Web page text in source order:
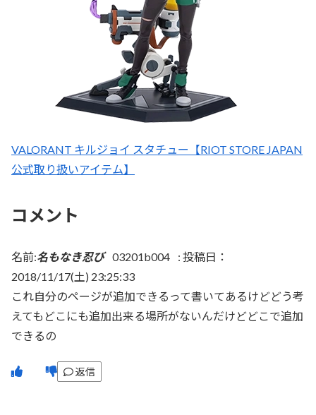
VALORANT キルジョイ スタチュー【RIOT STORE JAPAN
公式取り扱いアイテム】
コメント
名前:名もなき忍び 03201b004 : 投稿日：
2018/11/17(土) 23:25:33
これ自分のページが追加できるって書いてあるけどどう考
えてもどこにも追加出来る場所がないんだけどどこで追加
できるの
返信